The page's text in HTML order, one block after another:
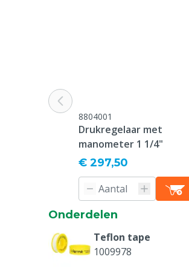
Pomp: drinkwater
stroomsnelheid maximaal
Pomp: drinkwater
stroomsnelheid minimaal
Watermeter: maximaal debiet
8804001
Drukregelaar met
manometer 1 1/4"
€ 297,50
Onderdelen
Teflon tape
1009978